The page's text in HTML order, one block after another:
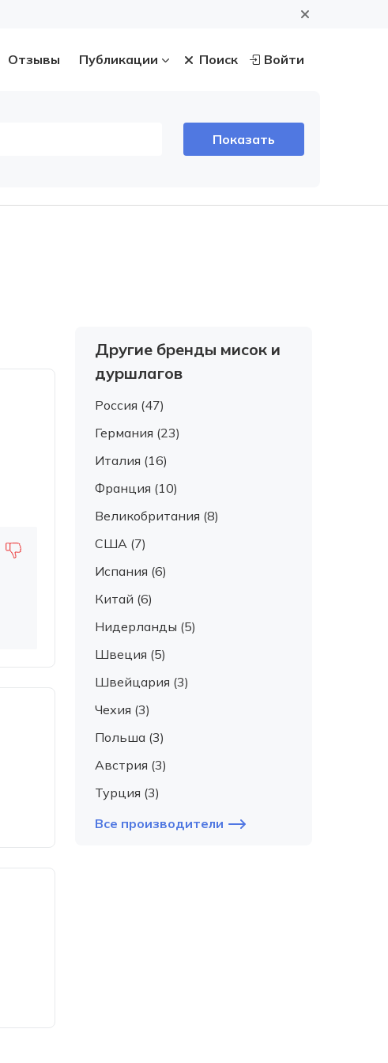
Отзывы Публикации Поиск Войти
Другие бренды мисок и
дуршлагов
Россия (47)
Германия (23)
Италия (16)
Франция (10)
Великобритания (8)
США (7)
Испания (6)
Китай (6)
Нидерланды (5)
Швеция (5)
Швейцария (3)
Чехия (3)
Польша (3)
Австрия (3)
Турция (3)
Все производители